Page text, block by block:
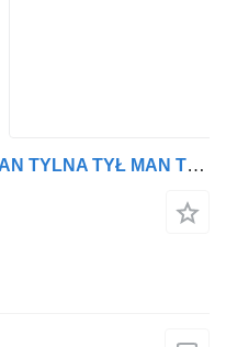
Moyeu pour tracteur routier MAN TYLNA TYŁ MAN TGA KOMPLET Z TARCZĄ